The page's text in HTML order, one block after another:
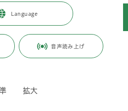
Language
音声読み上げ
拡大
> 住まい・暮らし・相談
建築協定制度について
日付：2026年4月15日 / ページ番号：C005869